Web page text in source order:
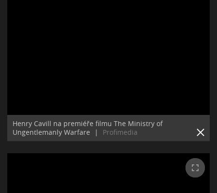
Henry Cavill na premiéře filmu The Ministry of
Ungentlemanly Warfare
| Profimedia